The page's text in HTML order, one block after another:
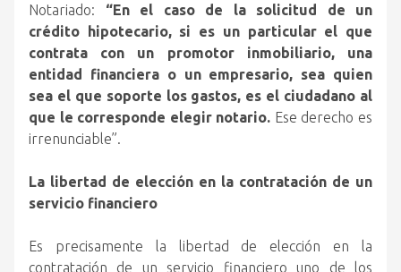
Notariado: “En el caso de la solicitud de un
crédito hipotecario, si es un particular el que
contrata con un promotor inmobiliario, una
entidad financiera o un empresario, sea quien
sea el que soporte los gastos, es el ciudadano al
que le corresponde elegir notario. Ese derecho es
irrenunciable”.
La libertad de elección en la contratación de un
servicio financiero
Es precisamente la libertad de elección en la
contratación de un servicio financiero uno de los